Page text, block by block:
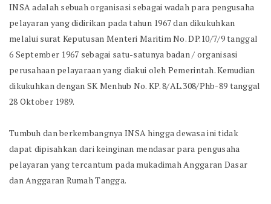
INSA adalah sebuah organisasi sebagai wadah para pengusaha
pelayaran yang didirikan pada tahun 1967 dan dikukuhkan
melalui surat Keputusan Menteri Maritim No. DP.10/7/9 tanggal
6 September 1967 sebagai satu-satunya badan / organisasi
perusahaan pelayaraan yang diakui oleh Pemerintah. Kemudian
dikukuhkan dengan SK Menhub No. KP. 8/AL.308/Phb-89 tanggal
28 Oktober 1989.
Tumbuh dan berkembangnya INSA hingga dewasa ini tidak
dapat dipisahkan dari keinginan mendasar para pengusaha
pelayaran yang tercantum pada mukadimah Anggaran Dasar
dan Anggaran Rumah Tangga.